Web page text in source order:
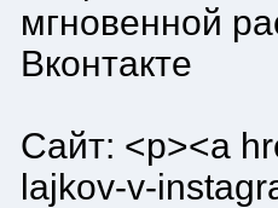
мгновенной
Вконтакте
Сайт: <p><a
lajkov-v-